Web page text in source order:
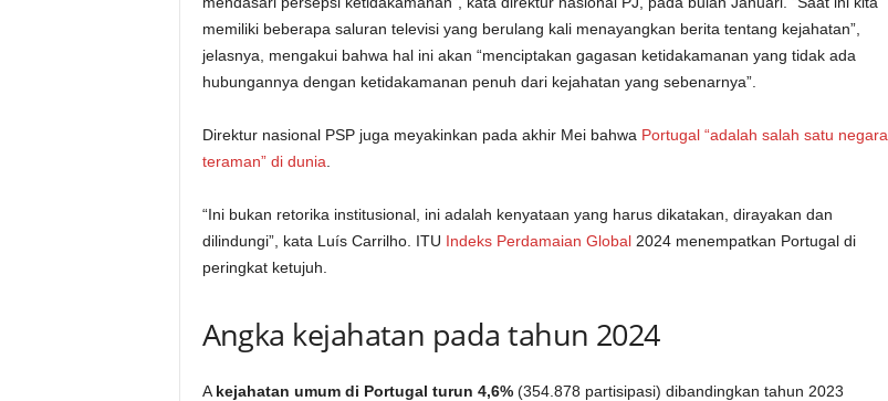
memiliki beberapa saluran televisi yang berulang kali menayangkan berita tentang kejahatan”,
jelasnya, mengakui bahwa hal ini akan “menciptakan gagasan ketidakamanan yang tidak ada
hubungannya dengan ketidakamanan penuh dari kejahatan yang sebenarnya”.
Direktur nasional PSP juga meyakinkan pada akhir Mei bahwa Portugal “adalah salah satu negara
teraman” di dunia
“Ini bukan retorika institusional, ini adalah kenyataan yang harus dikatakan, dirayakan dan
dilindungi”, kata Luís Carrilho. ITU Indeks Perdamaian Global2024 menempatkan Portugal di
peringkat ketujuh.
Angka kejahatan pada tahun 2024
A kejahatan umum di Portugal turun 4,6%(354.878 partisipasi) dibandingkan tahun 2023